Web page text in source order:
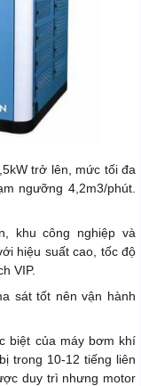
trở lên, mức tối đa
ngưỡng 4,2m3/phút.
khu công nghiệp và
hiệu suất cao, tốc độ
VIP.
sát tốt nên vận hành
biệt của máy bơm khí
trong 10-12 tiếng liên
duy trì nhưng motor